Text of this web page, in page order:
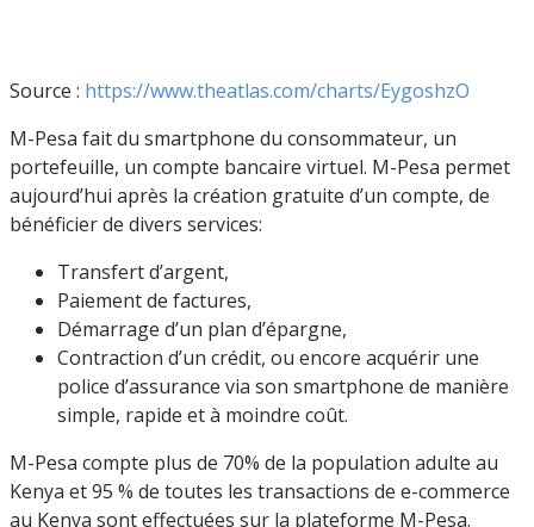
Source : https://www.theatlas.com/charts/EygoshzO
M-Pesa fait du smartphone du consommateur, un
portefeuille, un compte bancaire virtuel. M-Pesa permet
aujourd’hui après la création gratuite d’un compte, de
bénéficier de divers services:
Transfert d’argent,
Paiement de factures,
Démarrage d’un plan d’épargne,
Contraction d’un crédit, ou encore acquérir une
police d’assurance via son smartphone de manière
simple, rapide et à moindre coût.
M-Pesa compte plus de 70% de la population adulte au
Kenya et 95 % de toutes les transactions de e-commerce
au Kenya sont effectuées sur la plateforme M-Pesa.